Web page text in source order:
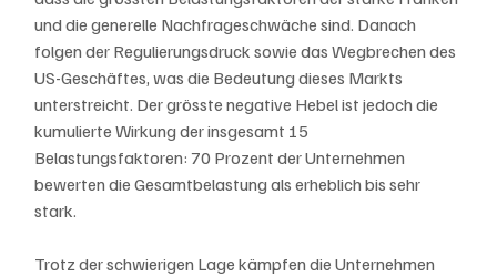
und die generelle Nachfrageschwäche sind. Danach
folgen der Regulierungsdruck sowie das Wegbrechen des
US-Geschäftes, was die Bedeutung dieses Markts
unterstreicht. Der grösste negative Hebel ist jedoch die
kumulierte Wirkung der insgesamt 15
Belastungsfaktoren: 70 Prozent der Unternehmen
bewerten die Gesamtbelastung als erheblich bis sehr
stark.
Trotz der schwierigen Lage kämpfen die Unternehmen